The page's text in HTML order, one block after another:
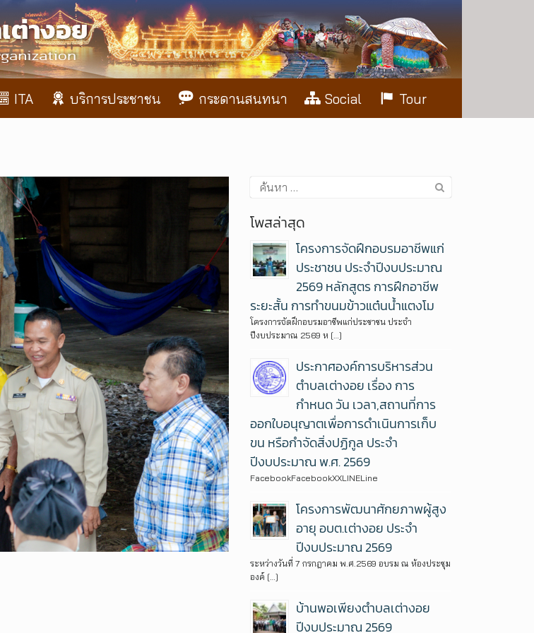
ITA บริการประชาชน กระดานสนทนา Social Tour
โพสล่าสุด
โครงการจัดฝึกอบรมอาชีพแก่
ประชาชน ประจำปีงบประมาณ
2569 หลักสูตร การฝึกอาชีพ
ระยะสั้น การทำขนมข้าวแต๋นน้ำแตงโม
โครงการจัดฝึกอบรมอาชีพแก่ประชาชน ประจำ
ปีงบประมาณ 2569 ห […]
ประกาศองค์การบริหารส่วน
ตำบลเต่างอย เรื่อง การ
กำหนด วัน เวลา,สถานที่การ
ออกใบอนุญาตเพื่อการดำเนินการเก็บ
ขน หรือกำจัดสิ่งปฏิกูล ประจำ
ปีงบประมาณ พ.ศ. 2569
FacebookFacebookXXLINELine
โครงการพัฒนาศักยภาพผู้สูง
อายุ อบต.เต่างอย ประจำ
ปีงบประมาณ 2569
ระหว่างวันที่ 7 กรกฎาคม พ.ศ.2569 อบรม ณ ห้องประชุม
องค์ […]
บ้านพอเพียงตำบลเต่างอย
ปีงบประมาณ 2569